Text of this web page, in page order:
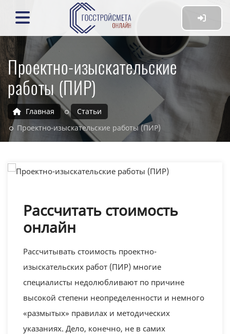
Проектно-изыскательские
работы (ПИР)
Главная
Статьи
Проектно-изыскательские работы (ПИР)
Рассчитать стоимость
онлайн
Рассчитывать стоимость проектно-
изыскательских работ (ПИР) многие
специалисты недолюбливают по причине
высокой степени неопределенности и немного
«размытых» правилах и методических
указаниях. Дело, конечно, не в самих